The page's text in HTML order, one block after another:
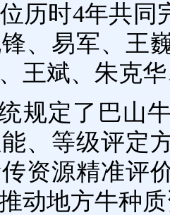
历时4年共同
、易军、王
王斌、朱克
规定了巴山
、等级评定
资源精准评
动地方牛种